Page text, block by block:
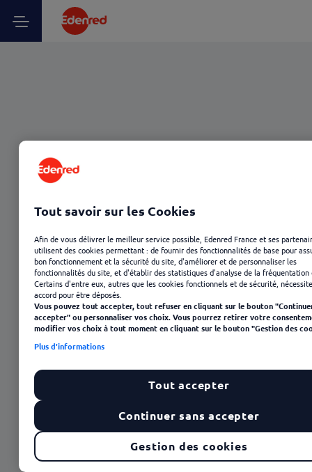
Tout savoir sur les Cookies
Afin de vous délivrer le meilleur service possible, Edenred France et ses
utilisent des cookies permettant : de fournir des fonctionnalités de base pour
bon fonctionnement et la sécurité du site, d'améliorer et de personnaliser les
fonctionnalités du site, et d'établir des statistiques d'analyse de la fréquentation
Certains d'entre eux, autres que les cookies fonctionnels et de sécurité,
accord pour être déposés.
Vous pouvez tout accepter, tout refuser en cliquant sur le bouton
accepter" ou personnaliser vos choix. Vous pourrez retirer votre
modifier vos choix à tout moment en cliquant sur le bouton "Gestion des
Plus d'informations
Gestion des cookies
Continuer sans accepter
Tout accepter